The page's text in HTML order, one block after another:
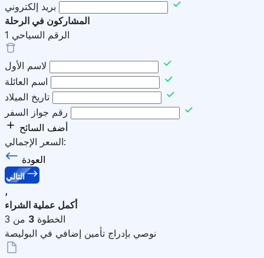
بريد إلكتروني
المشاركون في الرحلة
الرقم السياحي 1
لاسم الأول
اسم العائلة
تاريخ الميلاد
رقم جواز السفر
أضف السائح
السعر الإجمالي:
العودة
التالي
,
أكمل عملية الشراء
الخطوة 3 من 3
نوصي بإدراج تأمين إضافي في البوليصة